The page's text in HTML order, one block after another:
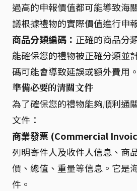
過高的申報價值都可能導致海
議根據禮物的實際價值進行申
商品分類編碼： 正確的商品分
能確保您的禮物被正確分類並
碼可能會導致延誤或額外費用。
準備必要的清關文件
為了確保您的禮物能夠順利通
文件：
商業發票 (Commercial
列明寄件人及收件人信息、商
價、總值、重量等信息。它是
件。